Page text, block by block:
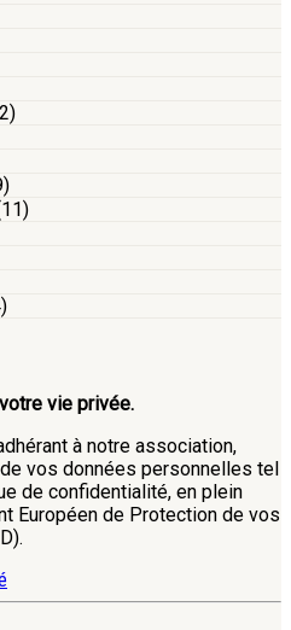
vie privée.
à notre association,
vos données personnelles tel
de confidentialité, en plein
Européen de Protection de vos